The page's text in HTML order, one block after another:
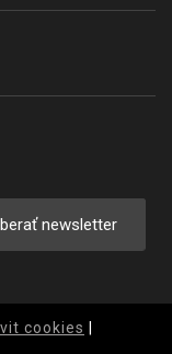
newsletter
cookies